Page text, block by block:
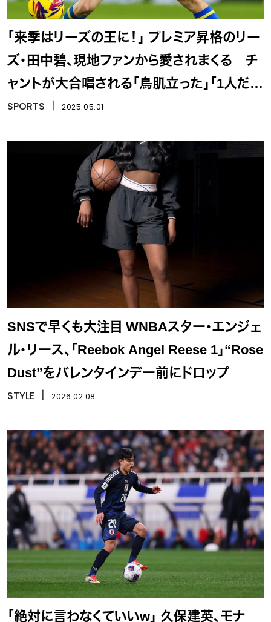
「来季はリーズの王に！」 プレミア昇格のリー
ズ・田中碧、現地ファンから愛されまくる チ
ャントが大合唱される「鳥肌立った」「1人だけ
歓声スゴい」
SPORTS 2025.05.01
SNSで早くも大注目 WNBAスター・エンジェ
ル・リース、「Reebok Angel Reese 1」“Rose
Dust”をバレンタインデー前にドロップ
STYLE 2026.02.08
「絶対に言わなくていいw」 久保建英、モナ